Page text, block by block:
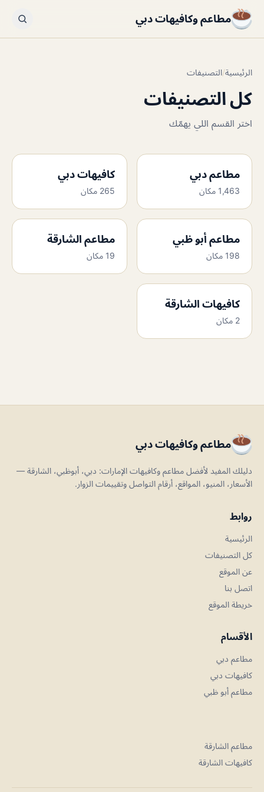
مطاعم وكافيهات دبي
الرئيسية/التصنيفات
كل التصنيفات
اختر القسم اللي يهمّك
مطاعم دبي
1,463 مكان
كافيهات دبي
265 مكان
مطاعم أبو ظبي
198 مكان
مطاعم الشارقة
19 مكان
كافيهات الشارقة
2 مكان
مطاعم وكافيهات دبي
دليلك المفيد لأفضل مطاعم وكافيهات الإمارات: دبي، أبوظبي، الشارقة —
الأسعار، المنيو، المواقع، أرقام التواصل وتقييمات الزوار.
روابط
الرئيسية
كل التصنيفات
عن الموقع
اتصل بنا
خريطة الموقع
الأقسام
مطاعم دبي
كافيهات دبي
مطاعم أبو ظبي
مطاعم الشارقة
كافيهات الشارقة